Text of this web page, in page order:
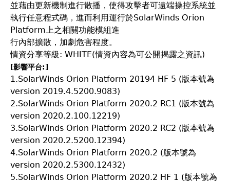
並藉由更新機制進行散播，使得攻擊者可遠端操控系統並
執行任意程式碼，進而利用運行於SolarWinds Orion
Platform上之相關功能模組進
行內部擴散，加劇危害程度。
情資分享等級: WHITE(情資內容為可公開揭露之資訊)
[影響平台:]
1.SolarWinds Orion Platform 20194 HF 5 (版本號為
version 2019.4.5200.9083)
2.SolarWinds Orion Platform 2020.2 RC1 (版本號為
version 2020.2.100.12219)
3.SolarWinds Orion Platform 2020.2 RC2 (版本號為
version 2020.2.5200.12394)
4.SolarWinds Orion Platform 2020.2 (版本號為
version 2020.2.5300.12432)
5.SolarWinds Orion Platform 2020.2 HF 1 (版本號為